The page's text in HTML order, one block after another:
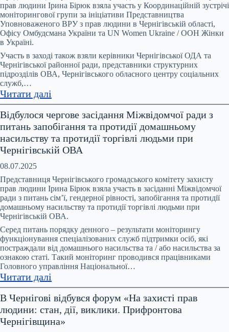
насильства
щороку
–
це
лише
ті
про
стало
прав людини Ірина Бірюк взяла участь у Координаційній зустрічі
моніторингової групи за ініціативи Представництва
Уповноваженого ВРУ з прав людини в Чернігівській області,
Офісу Омбудсмана України та UN Women Ukraine / ООН Жінки
в Україні.
Участь в заході також взяли керівники Чернігівської ОДА та
Чернігівської районної ради, представники структурних
підрозділів ОВА, Чернігівського обласного центру соціальних
служб,…
Читати далі
В
Чернігові
відбулася
Координаційна
зустріч
групи
за
ініціативи
Офісу
Омбудсмана
України
та
ООН
Жінки
в
Україні
Відбулося чергове засідання Міжвідомчої ради з
питань запобігання та протидії домашньому
насильству та протидії торгівлі людьми при
Чернігівській ОВА
08.07.2025
Представниця Чернігівського громадського комітету захисту
прав людини Ірина Бірюк взяла участь в засіданні Міжвідомчої
ради з питань сімʼї, гендерної рівності, запобігання та протидії
домашньому насильству та протидії торгівлі людьми при
Чернігівській ОВА.
Серед питань порядку денного – результати моніторингу
функціонування спеціалізованих служб підтримки осіб, які
постраждали від домашнього насильства та / або насильства за
ознакою статі. Такий моніторинг проводився працівниками
Головного управління Національної…
Читати далі
Відбулося
чергове
засідання
Міжвідомчої
В Чернігові відбувся форум «На захисті прав
людини: стан, дії, виклики. Прифронтова
Чернігівщина»